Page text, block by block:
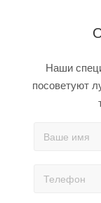
Наши
посоветуют